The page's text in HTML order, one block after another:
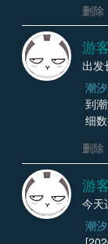
删除
游
出发
潮
到
细
删除
游
今天
潮